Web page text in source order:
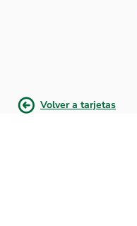
Volver a tarjetas